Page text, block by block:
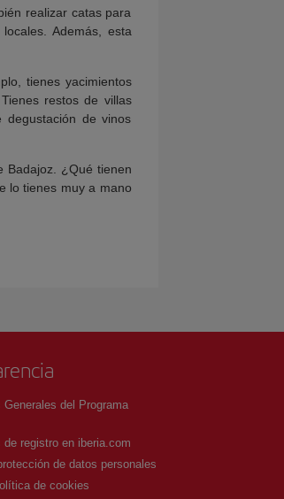
realizar catas para
Además, esta
tienes yacimientos
restos de villas
de vinos
Badajoz. ¿Qué tienen
lo tienes muy a mano
Generales del Programa
de registro en iberia.com
de datos personales
de cookies